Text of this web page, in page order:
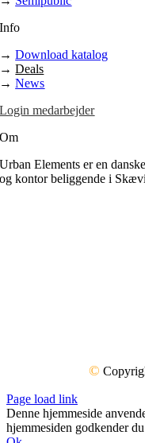
Info
→Download katalog
→Deals
→News
Login medarbejder
Om
Urban Elements er en
og kontor beliggende i
©
Page load link
Denne hjemmeside
hjemmesiden godkender